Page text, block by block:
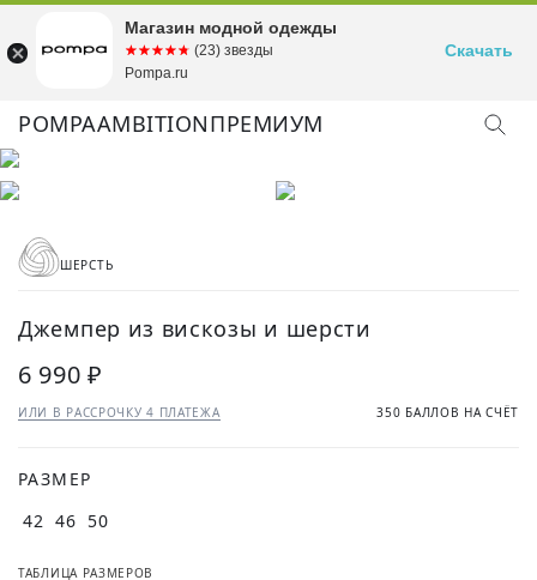
POMPAAMBITIONПРЕМИУМ КУПИТЬ ОБРАЗ
ШЕРСТЬ
Джемпер из вискозы и шерсти
6 990 ₽
ИЛИ В РАССРОЧКУ 4 ПЛАТЕЖА 350 БАЛЛОВ НА СЧЁТ
РАЗМЕР
42 46 50
ТАБЛИЦА РАЗМЕРОВ
Магазин модной одежды
☆☆☆☆☆
★★★★★ (23) звезды
Pompa.ru
Скачать